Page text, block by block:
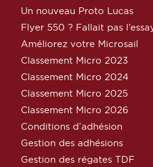
Un nouveau Proto Lucas
Flyer 550 ? Fallait pas
Améliorez votre Microsail
Classement Micro 2023
Classement Micro 2024
Classement Micro 2025
Classement Micro 2026
Conditions d’adhésion
Gestion des adhésions
Gestion des régates TDF